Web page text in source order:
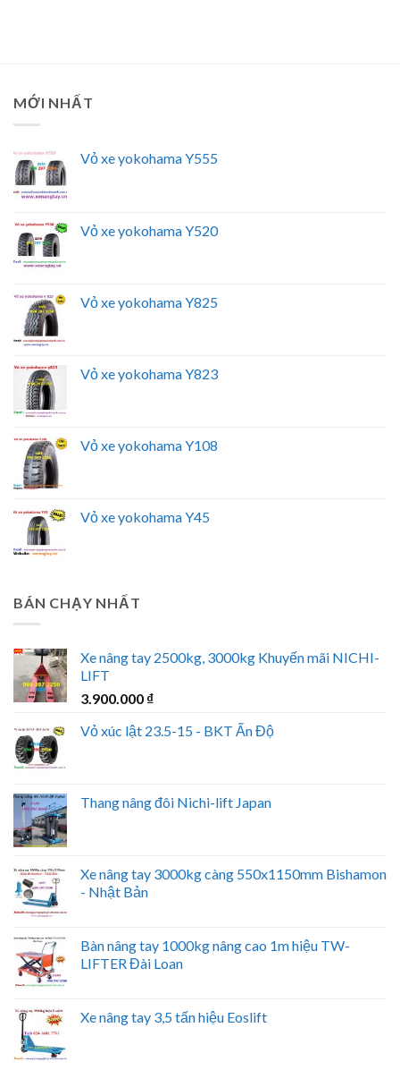
MỚI NHẤT
Vỏ xe yokohama Y555
Vỏ xe yokohama Y520
Vỏ xe yokohama Y825
Vỏ xe yokohama Y823
Vỏ xe yokohama Y108
Vỏ xe yokohama Y45
BÁN CHẠY NHẤT
Xe nâng tay 2500kg, 3000kg Khuyến mãi NICHI-
LIFT
3.900.000 ₫
Vỏ xúc lật 23.5-15 - BKT Ấn Độ
Thang nâng đôi Nichi-lift Japan
Xe nâng tay 3000kg càng 550x1150mm Bishamon
- Nhật Bản
Bàn nâng tay 1000kg nâng cao 1m hiệu TW-
LIFTER Đài Loan
Xe nâng tay 3,5 tấn hiệu Eoslift